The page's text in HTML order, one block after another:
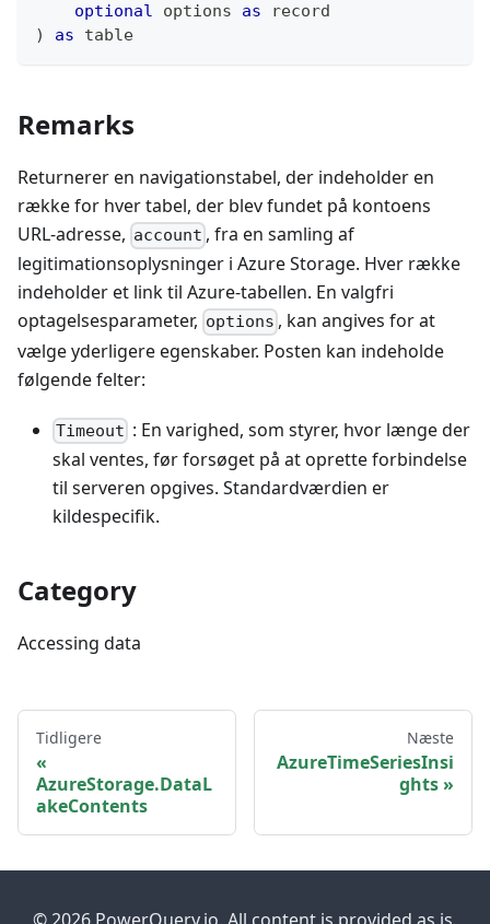
optional options as
record
)
as table
Remarks
Returnerer en navigationstabel, der indeholder en
række for hver tabel, der blev fundet på kontoens
URL-adresse, account , fra en samling af
legitimationsoplysninger i Azure Storage. Hver række
indeholder et link til Azure-tabellen. En valgfri
optagelsesparameter, options , kan angives for at
vælge yderligere egenskaber. Posten kan indeholde
følgende felter:
Timeout : En varighed, som styrer, hvor længe der
skal ventes, før forsøget på at oprette forbindelse
til serveren opgives. Standardværdien er
kildespecifik.
Category
Accessing data
Tidligere
AzureStorage.DataL
akeContents
Næste
AzureTimeSeriesInsi
ghts